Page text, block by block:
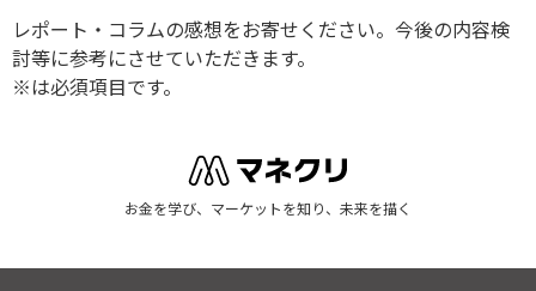
レポート・コラムの感想をお寄せください。今後の内容検
討等に参考にさせていただきます。
※は必須項目です。
お金を学び、マーケットを知り、未来を描く